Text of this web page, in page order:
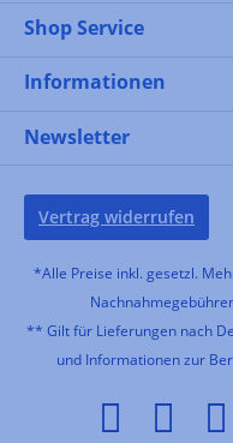
Shop Service
Informationen
Newsletter
Vertrag widerrufen
*Alle Preise inkl. gesetzl.
** Gilt für Lieferungen nach
und Informationen zur